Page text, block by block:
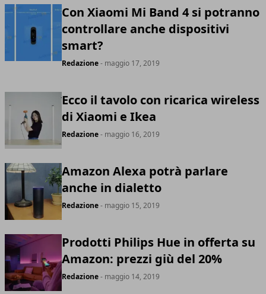
Con Xiaomi Mi Band 4 si potranno
controllare anche dispositivi
smart?
Redazione- maggio 17, 2019
Ecco il tavolo con ricarica wireless
di Xiaomi e Ikea
Redazione- maggio 16, 2019
Amazon Alexa potrà parlare
anche in dialetto
Redazione- maggio 15, 2019
Prodotti Philips Hue in offerta su
Amazon: prezzi giù del 20%
Redazione- maggio 14, 2019